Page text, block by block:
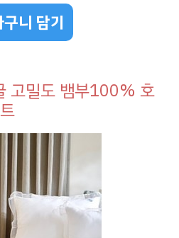
니 담기
고밀도 뱀부100% 호